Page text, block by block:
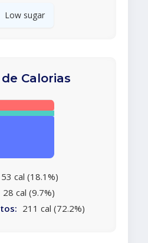
Low sugar
Calorias
53 cal (18.1%)
28 cal (9.7%)
211 cal (72.2%)